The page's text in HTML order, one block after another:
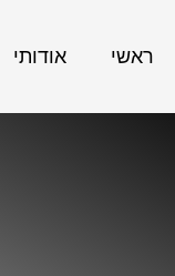
ראשי אודותי